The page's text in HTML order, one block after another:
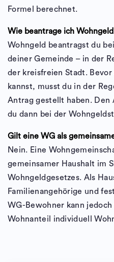
Formel berechnet.
Wie beantrage ich
Wohngeld beantragst du
deiner Gemeinde – in der
der kreisfreien Stadt.
kannst, musst du in der
Antrag gestellt haben. Den
du dann bei der
Gilt eine WG als
Nein. Eine
gemeinsamer Haushalt im
Wohngeldgesetzes. Als
Familienangehörige und
WG-Bewohner kann
Wohnanteil individuell